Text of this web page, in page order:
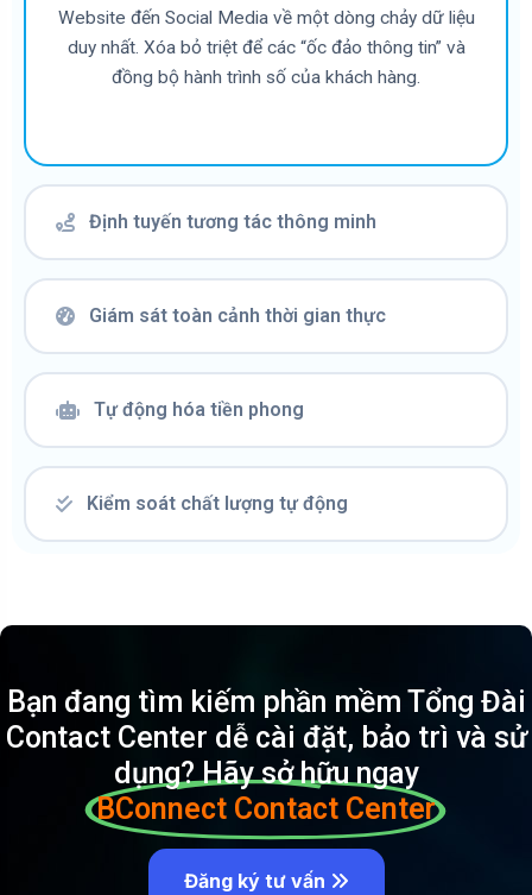
Website đến Social Media về một dòng chảy dữ liệu
duy nhất. Xóa bỏ triệt để các “ốc đảo thông tin” và
đồng bộ hành trình số của khách hàng.
Định tuyến tương tác thông minh
Giám sát toàn cảnh thời gian thực
Tự động hóa tiền phong
Kiểm soát chất lượng tự động
Bạn đang tìm kiếm phần mềm Tổng Đài
Contact Center dễ cài đặt, bảo trì và sử
dụng? Hãy sở hữu ngay
BConnect Contact Center
Đăng ký tư vấn